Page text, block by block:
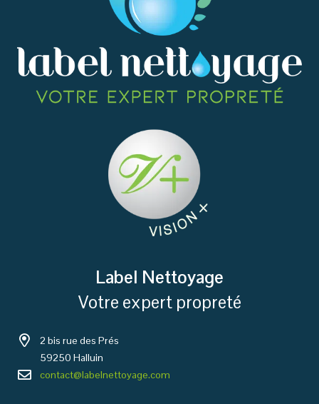
Label Nettoyage
Votre expert propreté
2 bis rue des Prés
59250 Halluin
contact@labelnettoyage.com